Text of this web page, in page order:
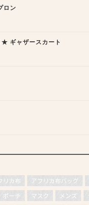
ロン
ギャザースカート
リカ布 アフリカ布バッグ
ポーチ マスク メンズ